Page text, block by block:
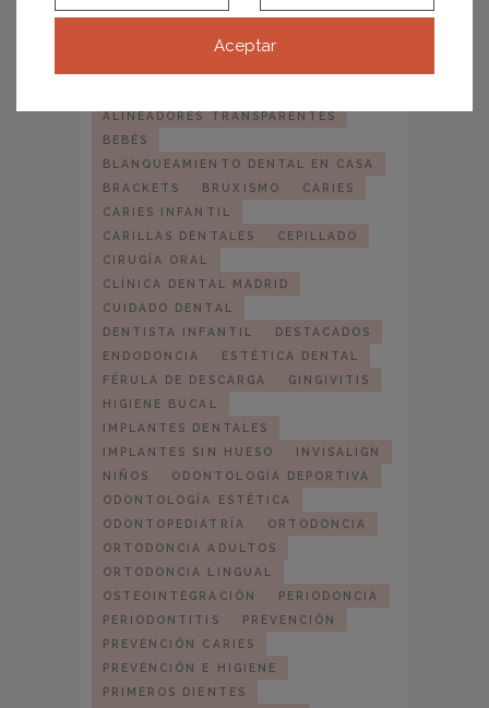
ALINEADORES TRANSPARENTES
BEBÉS
BLANQUEAMIENTO DENTAL EN CASA
BRACKETS
BRUXISMO
CARIES
CARIES INFANTIL
CARILLAS DENTALES
CEPILLADO
CIRUGÍA ORAL
CLÍNICA DENTAL MADRID
CUIDADO DENTAL
DENTISTA INFANTIL
DESTACADOS
ENDODONCIA
ESTÉTICA DENTAL
FÉRULA DE DESCARGA
GINGIVITIS
HIGIENE BUCAL
IMPLANTES DENTALES
IMPLANTES SIN HUESO
INVISALIGN
NIÑOS
ODONTOLOGÍA DEPORTIVA
ODONTOLOGÍA ESTÉTICA
ODONTOPEDIATRÍA
ORTODONCIA
ORTODONCIA ADULTOS
ORTODONCIA LINGUAL
OSTEOINTEGRACIÓN
PERIODONCIA
PERIODONTITIS
PREVENCIÓN
PREVENCIÓN CARIES
PREVENCIÓN E HIGIENE
PRIMEROS DIENTES
Aceptar